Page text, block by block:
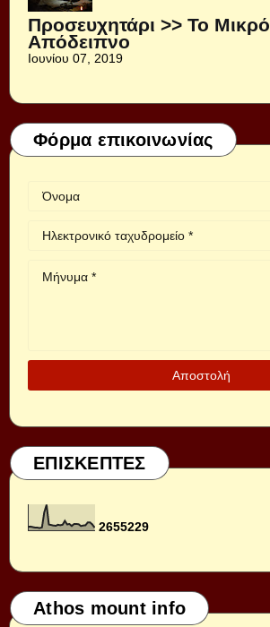
Προσευχητάρι >> Το Μικρό
Απόδειπνο
Ιουνίου 07, 2019
Φόρμα επικοινωνίας
ΕΠΙΣΚΕΠΤΕΣ
2655229
Athos mount info